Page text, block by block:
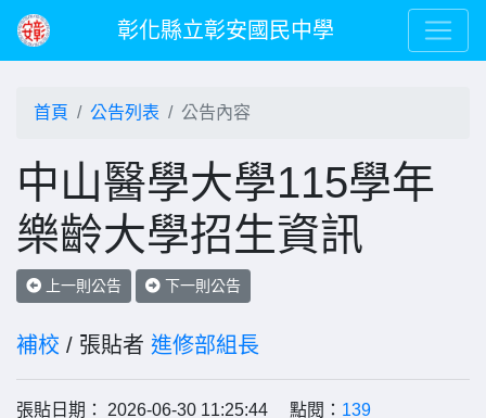
彰化縣立彰安國民中學
首頁 公告列表 公告內容
中山醫學大學115學年
樂齡大學招生資訊
上一則公告 下一則公告
補校 / 張貼者 進修部組長
張貼日期： 2026-06-30 11:25:44 點閱： 139